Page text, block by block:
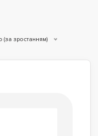
(за зростанням)